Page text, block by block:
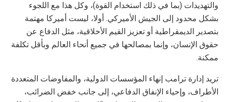
والتهديدات (بما في ذلك استخدام القوة)، وكل هذا مع اللجوء
بشكل محدود إلى الجيش الأميركي. أولا، ليست أميركا مهتمة
بتصدير الديمقراطية أو تعزيز القيم الأخلاقية، مثل الدفاع عن
حقوق الإنسان، وإنما بمصالحها في جميع أنحاء العالم وبأقل تكلفة
ممكنة.
تريد إدارة ترامب إنهاء المؤسسات الدولية، والمفاوضات المتعددة
الأطراف، وإحياء الإنفاق الدفاعي، إلى جانب خفض الضرائب،